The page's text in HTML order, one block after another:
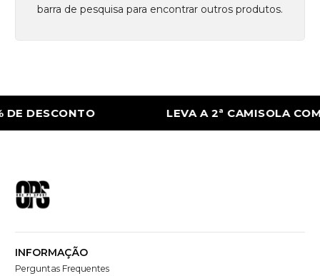
barra de pesquisa para encontrar outros produtos.
DESCONTO LEVA A 2ª CAMISOLA
INFORMAÇÃO
Perguntas Frequentes